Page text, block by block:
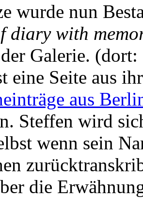
wurde nun
diary with
Galerie.
eine Seite aus
aus
Steffen wird
wenn sein
die